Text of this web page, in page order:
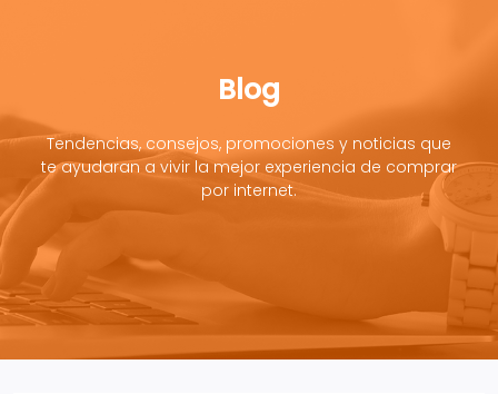
Blog
Tendencias, consejos, promociones y noticias que
te ayudaran a vivir la mejor experiencia de comprar
por internet.